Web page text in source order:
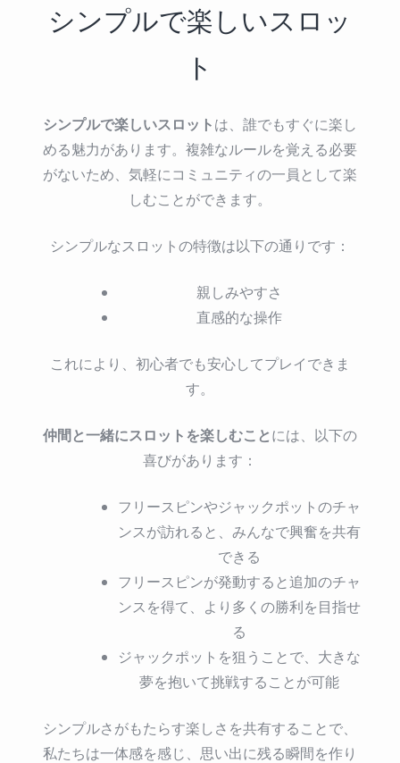
シンプルで楽しいスロッ
ト
シンプルで楽しいスロットは、誰でもすぐに楽し
める魅力があります。複雑なルールを覚える必要
がないため、気軽にコミュニティの一員として楽
しむことができます。
シンプルなスロットの特徴は以下の通りです：
親しみやすさ
直感的な操作
これにより、初心者でも安心してプレイできま
す。
仲間と一緒にスロットを楽しむことには、以下の
喜びがあります：
フリースピンやジャックポットのチャ
ンスが訪れると、みんなで興奮を共有
できる
フリースピンが発動すると追加のチャ
ンスを得て、より多くの勝利を目指せ
る
ジャックポットを狙うことで、大きな
夢を抱いて挑戦することが可能
シンプルさがもたらす楽しさを共有することで、
私たちは一体感を感じ、思い出に残る瞬間を作り